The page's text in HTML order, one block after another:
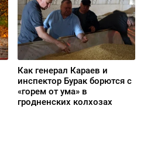
Как генерал Караев и
инспектор Бурак борются с
«горем от ума» в
гродненских колхозах